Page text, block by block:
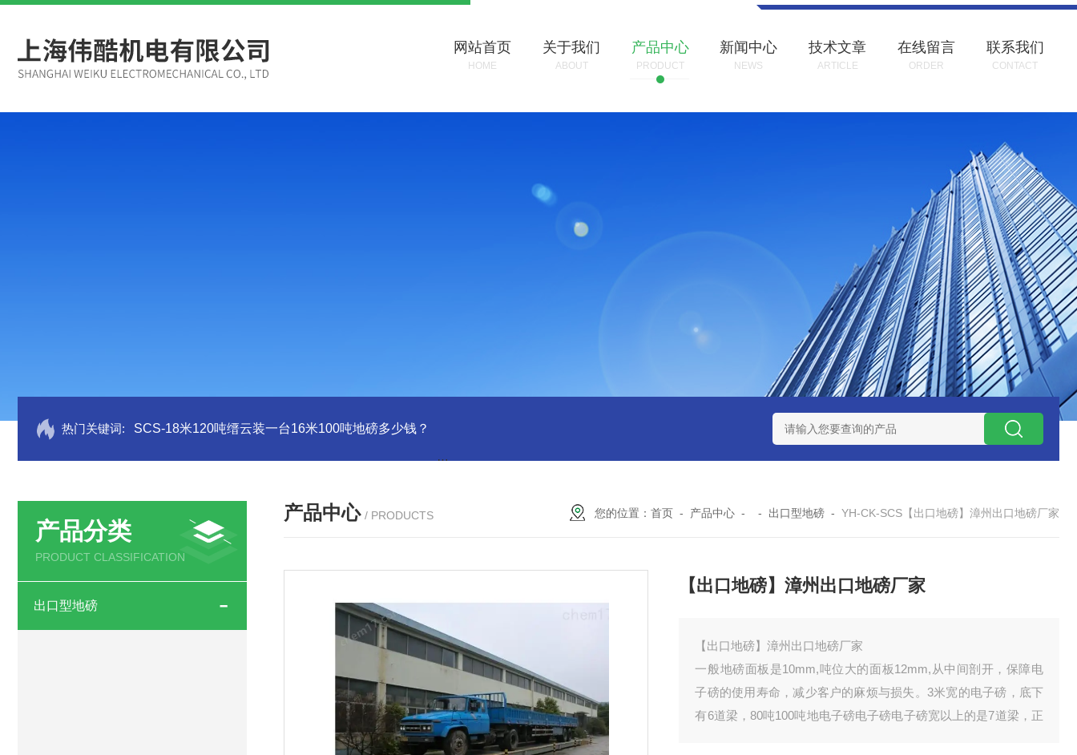
网站首页
HOME
关于我们
ABOUT
产品中心
PRODUCT
新闻中心
NEWS
技术文章
ARTICLE
在线留言
ORDER
联系我们
CONTACT
热门关键词: SCS-18米120吨缙云装一台16米100吨地磅多少钱？ SCS-18米120吨玉环装一台16米100吨地磅多少钱？
产品分类
PRODUCT CLASSIFICATION
出口型地磅
产品中心 / PRODUCTS 您的位置： 首页 - 产品中心 - - 出口型地磅 - YH-CK-SCS【出口地磅】漳州出口地磅厂家
【出口地磅】漳州出口地磅厂家
【出口地磅】漳州出口地磅厂家
一般地磅面板是10mm,吨位大的面板12mm,从中间剖开，保障电
子磅的使用寿命，减少客户的麻烦与损失。3米宽的电子磅，底下
有6道梁，80吨100吨地电子磅电子磅电子磅宽以上的是7道梁，正